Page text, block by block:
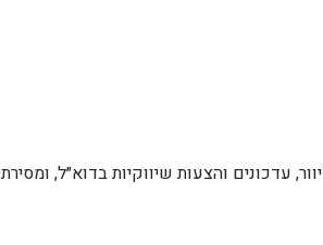
עדכונים והצעות שיווקיות בדוא״ל,